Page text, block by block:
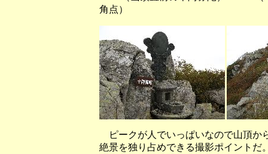
角点）
ピークが人でいっぱいなので山頂か
絶景を独り占めできる撮影ポイントだ